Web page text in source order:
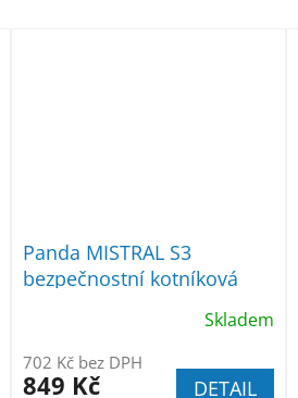
Panda MISTRAL S3
bezpečnostní kotníková
Skladem
702 Kč bez DPH
849 Kč DETAIL